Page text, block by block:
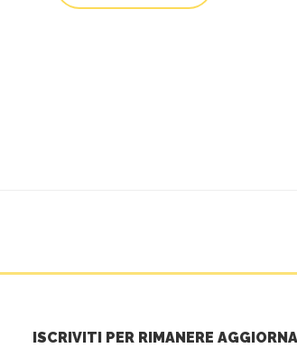
ISCRIVITI PER RIMANERE